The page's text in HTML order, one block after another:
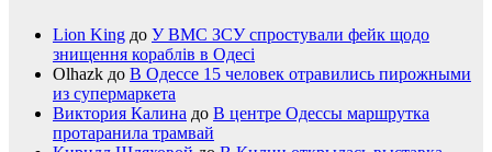
Lion King до У ВМС ЗСУ спростували фейк щодо
знищення кораблів в Одесі
Olhazk до В Одессе 15 человек отравились пирожными
из супермаркета
Виктория Калина до В центре Одессы маршрутка
протаранила трамвай